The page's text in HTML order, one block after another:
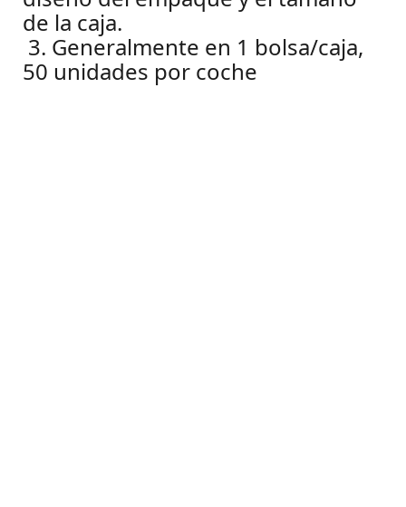
de la caja.
3. Generalmente en 1 bolsa/caja,
50 unidades por coche